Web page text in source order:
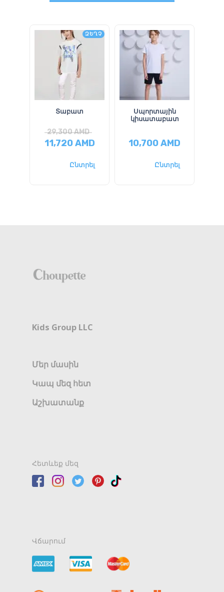
ԶԵՂՉ
Տաբատ
29,300AMD
11,720AMD
Ընտրել
Սպորտային
կիսատաբատ
10,700AMD
Ընտրել
Kids Group LLC
Մեր մասին
Կապ մեզ հետ
Աշխատանք
Հետևեք մեզ
Վճարում